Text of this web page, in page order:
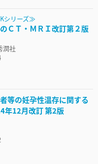
シリーズ≫
ＣＴ・ＭＲＩ改訂第２版
潤社
等の妊孕性温存に関する
年12月改訂 第2版